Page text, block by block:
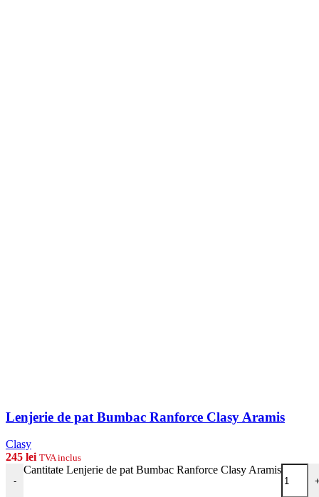
Lenjerie de pat Bumbac Ranforce Clasy Aramis
Clasy
245 lei TVA inclus
-
Cantitate Lenjerie de pat Bumbac Ranforce Clasy Aramis